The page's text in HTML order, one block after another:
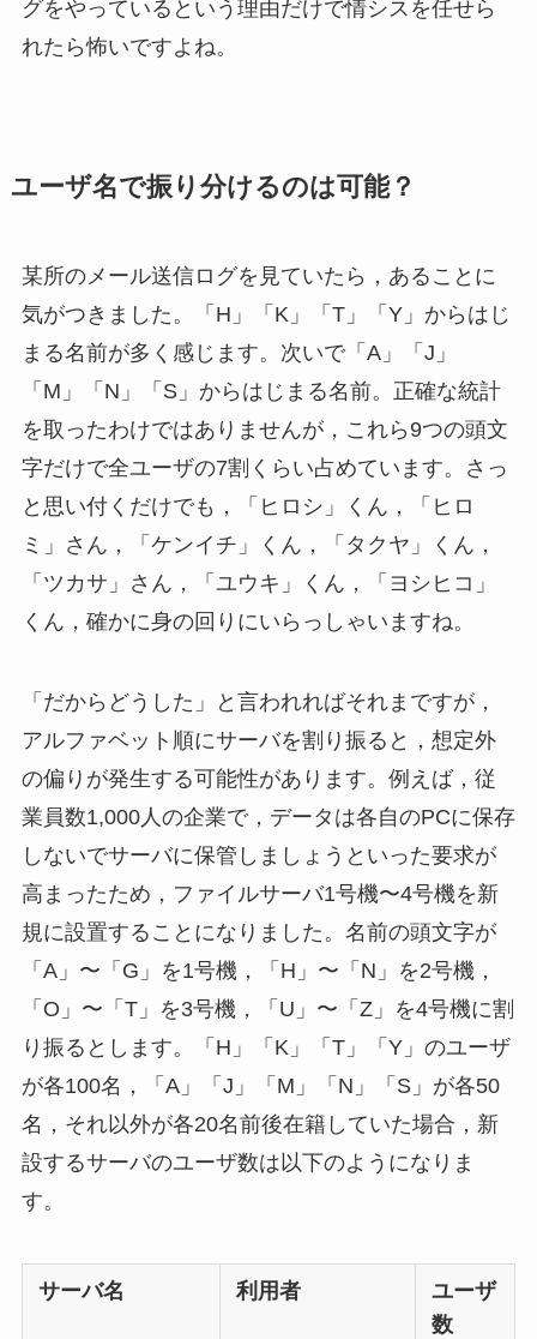
グをやっているという理由だけで情シスを任せら
れたら怖いですよね。
ユーザ名で振り分けるのは可能？
某所のメール送信ログを見ていたら，あることに
気がつきました。「H」「K」「T」「Y」からはじ
まる名前が多く感じます。次いで「A」「J」
「M」「N」「S」からはじまる名前。正確な統計
を取ったわけではありませんが，これら9つの頭文
字だけで全ユーザの7割くらい占めています。さっ
と思い付くだけでも，「ヒロシ」くん，「ヒロ
ミ」さん，「ケンイチ」くん，「タクヤ」くん，
「ツカサ」さん，「ユウキ」くん，「ヨシヒコ」
くん，確かに身の回りにいらっしゃいますね。
「だからどうした」と言われればそれまですが，
アルファベット順にサーバを割り振ると，想定外
の偏りが発生する可能性があります。例えば，従
業員数1,000人の企業で，データは各自のPCに保存
しないでサーバに保管しましょうといった要求が
高まったため，ファイルサーバ1号機〜4号機を新
規に設置することになりました。名前の頭文字が
「A」〜「G」を1号機，「H」〜「N」を2号機，
「O」〜「T」を3号機，「U」〜「Z」を4号機に割
り振るとします。「H」「K」「T」「Y」のユーザ
が各100名，「A」「J」「M」「N」「S」が各50
名，それ以外が各20名前後在籍していた場合，新
設するサーバのユーザ数は以下のようになりま
す。
サーバ名 利用者
ユーザ
数